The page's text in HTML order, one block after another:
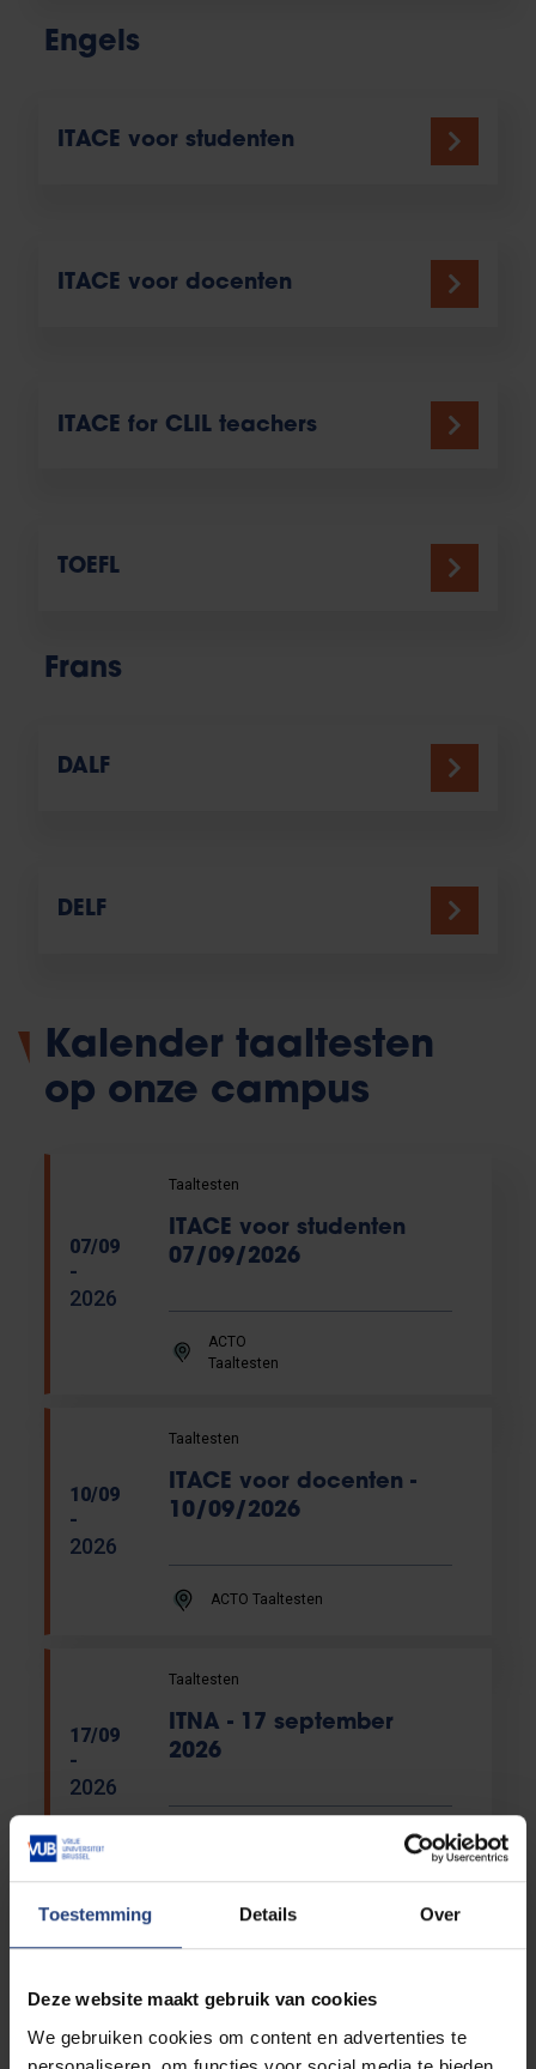
Toestemming Details Over
Deze website maakt gebruik van cookies
We gebruiken cookies om content en advertenties te
Engels
ITACE voor studenten
ITACE voor docenten
ITACE for CLIL teachers
TOEFL
Frans
DALF
DELF
Kalender taaltesten
op onze campus
07/09
-
2026
Taaltesten
ITACE voor studenten
07/09/2026
ACTO
Taaltesten
10/09
-
2026
Taaltesten
ITACE voor docenten -
10/09/2026
ACTO Taaltesten
17/09
-
2026
Taaltesten
ITNA - 17 september
2026
2026